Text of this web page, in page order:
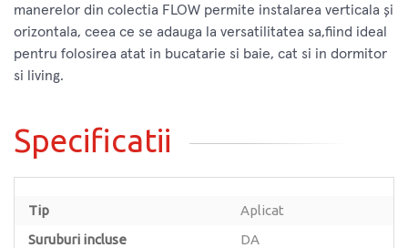
manerelor din colectia FLOW permite instalarea verticala și
orizontala, ceea ce se adauga la versatilitatea sa,fiind ideal
pentru folosirea atat in bucatarie si baie, cat si in dormitor
si living.
Specificatii
Tip
Aplicat
Suruburi incluse
DA